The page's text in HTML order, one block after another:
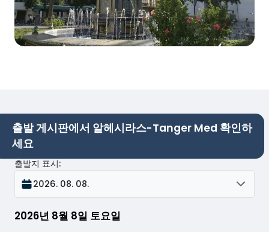
출발 게시판에서 알헤시라스-Tanger Med 확인하
세요
2026년 8월 8일 토요일
출발지 표시:
2026. 08. 08.